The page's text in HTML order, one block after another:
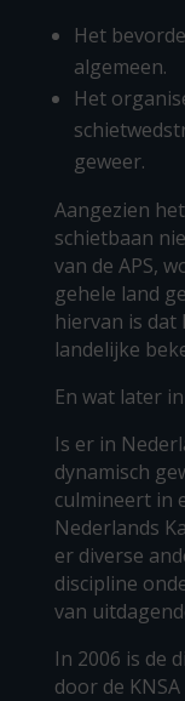
Het
algemeen.
Het
geweer.
Aangezien
schietbaan
van de APS,
gehele land
hiervan is dat
landelijke
En wat later
Is er in
dynamisch
culmineert in
Nederlands
er diverse
discipline
van
In 2006 is de
door de